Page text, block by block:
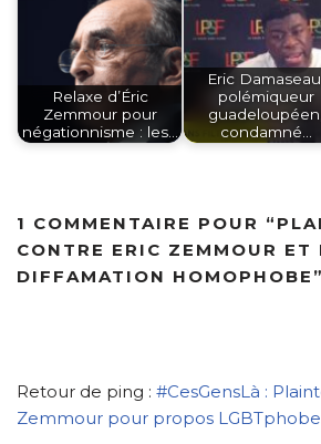
Relaxe d’Éric
Zemmour pour
négationnisme : les…
Eric Damaseau,
polémiqueur
guadeloupéen,
condamné…
1 COMMENTAIRE POUR
CONTRE ERIC ZEMMOUR ET
DIFFAMATION HOMOPHOBE”
Retour de ping : #CesGensLà :
Zemmour pour propos